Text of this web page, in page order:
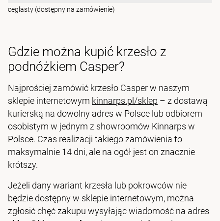
ceglasty (dostępny na zamówienie)
Gdzie można kupić krzesło z
podnóżkiem Casper?
Najprościej zamówić krzesło Casper w naszym
sklepie internetowym kinnarps.pl/sklep – z dostawą
kurierską na dowolny adres w Polsce lub odbiorem
osobistym w jednym z showroomów Kinnarps w
Polsce. Czas realizacji takiego zamówienia to
maksymalnie 14 dni, ale na ogół jest on znacznie
krótszy.
Jeżeli dany wariant krzesła lub pokrowców nie
będzie dostępny w sklepie internetowym, można
zgłosić chęć zakupu wysyłając wiadomość na adres